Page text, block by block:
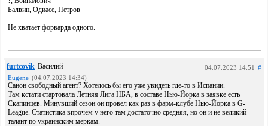
Балвин, Одиасе, Петров
Не хватает форварда одного.
furtcovik Василий 04.07.2023 14:51 #
Eugene (04.07.2023 14:34)
Санон свободный агент? Хотелось бы его уже увидеть где-то в Испании.
Там кстати стартовала Летняя Лига НБА, в составе Нью-Йорка в заявке есть
Скапинцев. Минувший сезон он провел как раз в фарм-клубе Нью-Йорка в G-
League. Статистика впрочем у него там достаточно средняя, но он и не великий
талант по украинским меркам.